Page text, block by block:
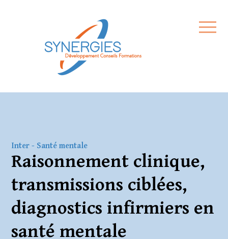
Formations
Qui sommes-nous
Comment financer ma
formation ?
Mon espace de formation
Inter - Santé mentale
Raisonnement clinique,
transmissions ciblées,
diagnostics infirmiers en
santé mentale